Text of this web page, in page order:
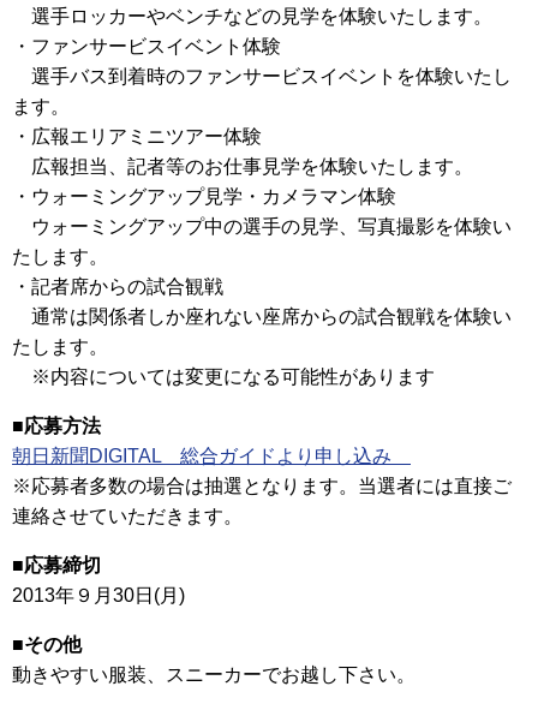
選手ロッカーやベンチなどの見学を体験いたします。
・ファンサービスイベント体験
選手バス到着時のファンサービスイベントを体験いたし
ます。
・広報エリアミニツアー体験
広報担当、記者等のお仕事見学を体験いたします。
・ウォーミングアップ見学・カメラマン体験
ウォーミングアップ中の選手の見学、写真撮影を体験い
たします。
・記者席からの試合観戦
通常は関係者しか座れない座席からの試合観戦を体験い
たします。
※内容については変更になる可能性があります
■応募方法
朝日新聞DIGITAL 総合ガイドより申し込み
※応募者多数の場合は抽選となります。当選者には直接ご
連絡させていただきます 。
■応募締切
2013年９月30日(月)
■その他
動きやすい服装、スニーカーでお越し下さい。